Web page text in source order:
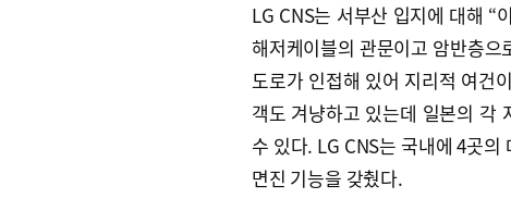
LG CNS는 서부산 입지에 대해 “
해저케이블의 관문이고 암반층
도로가 인접해 있어 지리적 여건
객도 겨냥하고 있는데 일본의 각
수 있다. LG CNS는 국내에 4곳
면진 기능을 갖췄다.